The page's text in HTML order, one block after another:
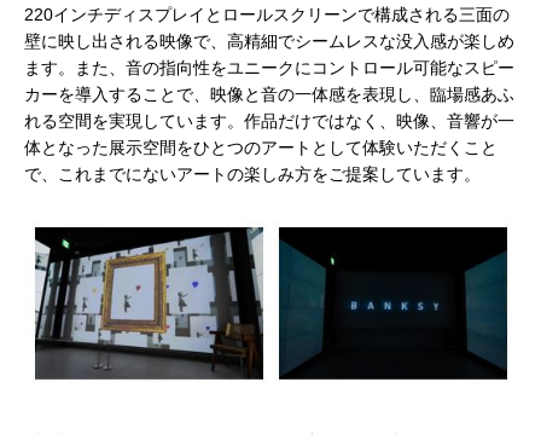
220インチディスプレイとロールスクリーンで構成される三面の
壁に映し出される映像で、高精細でシームレスな没入感が楽しめ
ます。また、音の指向性をユニークにコントロール可能なスピー
カーを導入することで、映像と音の一体感を表現し、臨場感あふ
れる空間を実現しています。作品だけではなく、映像、音響が一
体となった展示空間をひとつのアートとして体験いただくこと
で、これまでにないアートの楽しみ方をご提案しています。